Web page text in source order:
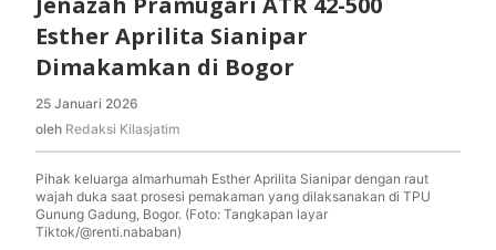
Esther Aprilita Sianipar
Dimakamkan di Bogor
25 Januari 2026
Redaksi
oleh Redaksi Kilasjatim
Pihak keluarga almarhumah Esther Aprilita Sianipar dengan raut
wajah duka saat prosesi pemakaman yang dilaksanakan di TPU
Gunung Gadung, Bogor. (Foto: Tangkapan layar
Tiktok/@renti.nababan)